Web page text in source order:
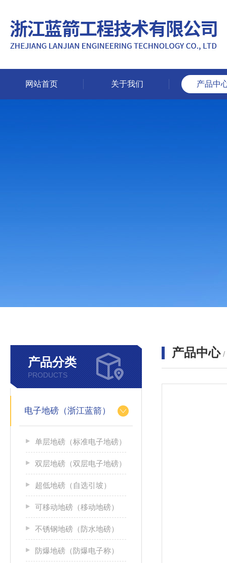
网站首页 关于我们 产品中
产品分类
PRODUCTS
电子地磅（浙江蓝箭）
单层地磅（标准电子地磅）
双层地磅（双层电子地磅）
超低地磅（自选引坡）
可移动地磅（移动地磅）
不锈钢地磅（防水地磅）
防爆地磅（防爆电子称）
产品中心 /